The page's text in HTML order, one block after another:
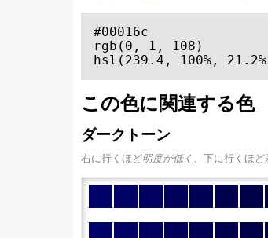
#00016c
rgb(0, 1, 108)
hsl(239.4, 100%,
この色に関連する色
ダークトーン
右に行くほど明度が低く 、下に行くほど